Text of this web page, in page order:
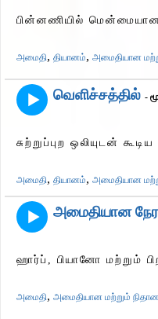
பின்னணியில்
அமைதி, தியானம், அமைதியான
வெளிச்சத்தில் -
சுற்றுப்புற ஒலியுடன்
அமைதி, தியானம், அமைதியான
அமைதியான
ஹார்ப், பியானோ மற்றும்
அமைதி, அமைதியான மற்றும்